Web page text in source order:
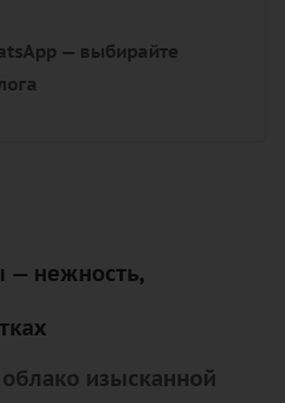
— выбирайте
— нежность,
изысканной